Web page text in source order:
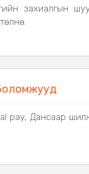
157 × 35 × 23 см
хаалттай, тортой
захиалгын
pay, Дансаар